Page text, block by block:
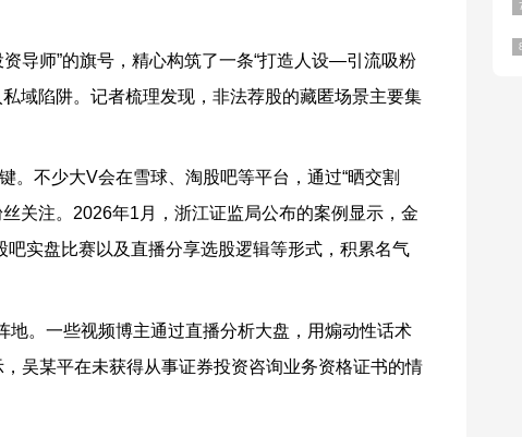
资导师”的旗号，精心构筑了一条“打造人设—引流吸粉
域陷阱。记者梳理发现，非法荐股的藏匿场景主要集
。不少大V会在雪球、淘股吧等平台，通过“晒交割
关注。 2026年1 月，浙江证监局公布的案例显示，金
实盘比赛以及直播分享选股逻辑等形式，积累名气
。一些视频博主通过直播分析大盘，用煽动性话术
吴某平在未获得从事证券投资咨询业务资格证书的情